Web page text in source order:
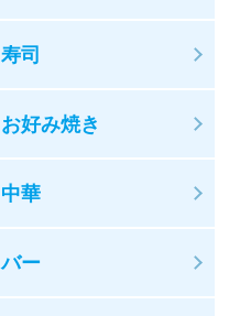
寿司
お好み焼き
中華
バー